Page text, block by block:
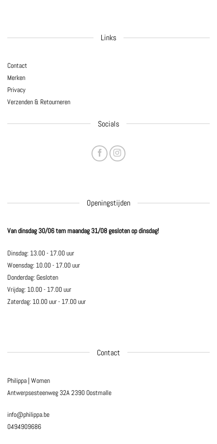
Contact
Philippa | Women
Antwerpsesteenweg 32A2390 Oostmalle
info@philippa.be
0494909686
Links
Contact
Merken
Privacy
Verzenden & Retourneren
Socials
Openingstijden
Van dinsdag 30/06 tem maandag 31/08 gesloten op dinsdag!
Dinsdag: 13.00 - 17.00 uur
Woensdag: 10.00 - 17.00 uur
Donderdag: Gesloten
Vrijdag: 10.00 - 17.00 uur
Zaterdag: 10.00 uur - 17.00 uur